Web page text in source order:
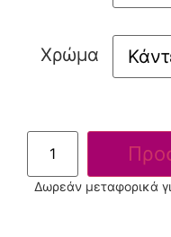
Χρώμα
Δωρεάν μεταφορικά